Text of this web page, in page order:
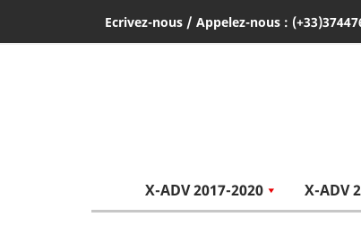
Ecrivez-nous / Appelez-nous :
X-ADV 2017-2020 X-ADV